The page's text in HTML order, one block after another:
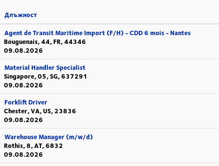
Длъжност
Agent de Transit Maritime Import (F/H) - CDD 6 mois - Nantes
Bouguenais, 44, FR, 44346
09.08.2026
Material Handler Specialist
Singapore, 05, SG, 637291
09.08.2026
Forklift Driver
Chester, VA, US, 23836
09.08.2026
Warehouse Manager (m/w/d)
Rothis, 8, AT, 6832
09.08.2026